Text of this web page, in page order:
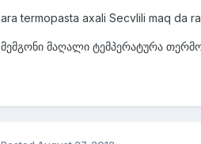
ara termopasta axali Secvlili maq da
მემგონი მაღალი ტემპერატურა